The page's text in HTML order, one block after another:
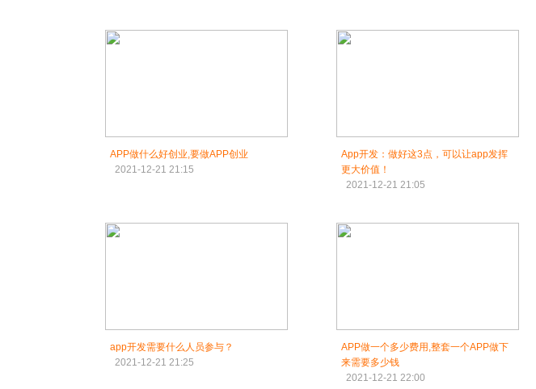
APP做什么好创业,要做APP创业
2021-12-21 21:15
App开发：做好这3点，可以让app发挥
更大价值！
2021-12-21 21:05
app开发需要什么人员参与？
2021-12-21 21:25
APP做一个多少费用,整套一个APP做下
来需要多少钱
2021-12-21 22:00